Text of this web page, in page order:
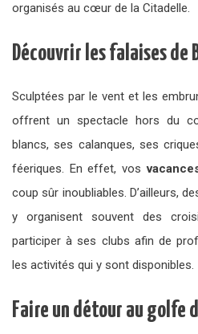
organisés au cœur de la Citadelle.
Découvrir les falaises de
Sculptées par le vent et les
offrent un spectacle hors du
blancs, ses calanques, ses
féeriques. En effet, vos
coup sûr inoubliables. D’ailleurs,
y organisent souvent des
participer à ses clubs afin de
les activités qui y sont disponibles.
Faire un détour au golfe